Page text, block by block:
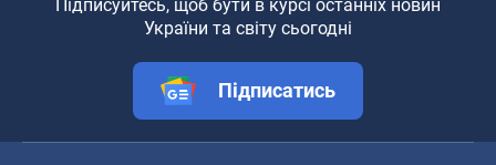
Підписуйтесь, щоб бути в курсі останніх новин
України та світу сьогодні
Підписатись